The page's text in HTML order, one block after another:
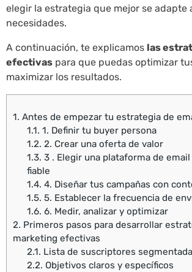
elegir la estrategia que mejor se adapte
necesidades.
A continuación, te explicamos las
efectivas para que puedas optimizar
maximizar los resultados.
1. Antes de empezar tu estrategia de
1.1. 1. Definir tu buyer persona
1.2. 2. Crear una oferta de valor
1.3. 3 . Elegir una plataforma de
fiable
1.4. 4. Diseñar tus campañas con
1.5. 5. Establecer la frecuencia de
1.6. 6. Medir, analizar y optimizar
2. Primeros pasos para desarrollar
marketing efectivas
2.1. Lista de suscriptores
2.2. Objetivos claros y específicos